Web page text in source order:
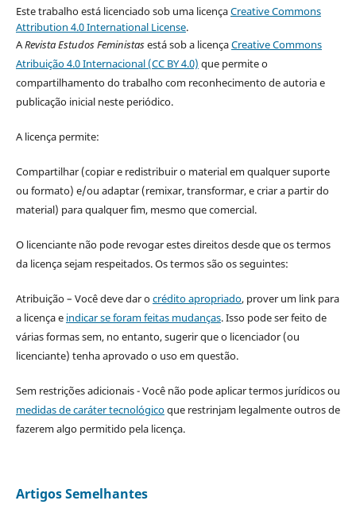
Este trabalho está licenciado sob uma licençaCreative Commons
Attribution 4.0 International License.
ARevista Estudos Feministasestá sob a licençaCreative Commons
Atribuição 4.0 Internacional (CC BY 4.0) que permite o
compartilhamento do trabalho com reconhecimento de autoria e
publicação inicial neste periódico.
A licença permite:
Compartilhar (copiar e redistribuir o material em qualquer suporte
ou formato) e/ou adaptar (remixar, transformar, e criar a partir do
material) para qualquer fim, mesmo que comercial.
O licenciante não pode revogar estes direitos desde que os termos
da licença sejam respeitados. Os termos são os seguintes:
Atribuição – Você deve dar ocrédito apropriado, prover um link para
a licença e indicar se foram feitas mudanças. Isso pode ser feito de
várias formas sem, no entanto, sugerir que o licenciador (ou
licenciante) tenha aprovado o uso em questão.
Sem restrições adicionais - Você não pode aplicar termos jurídicos ou
medidas de caráter tecnológicoque restrinjam legalmente outros de
fazerem algo permitido pela licença.
Artigos Semelhantes